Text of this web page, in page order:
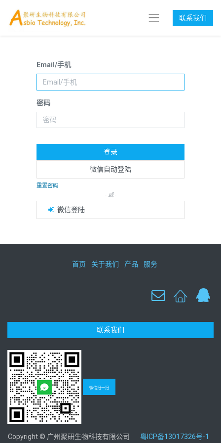
联系我们
Email/手机
密码
登录
微信自动登陆
重置密码
- 或 -
微信登陆
首页 关于我们 产品 服务
联系我们
微信扫一扫
Copyright © 广州聚研生物科技有限公司 粤ICP备13017326号-1